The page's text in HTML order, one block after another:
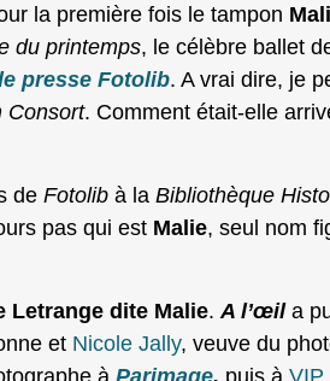
la première fois le tampon
du printemps, le célèbre ballet
presse Fotolib. A vrai dire, je
Consort. Comment était-elle
de Fotolib à la Bibliothèque
pas qui est Malie, seul nom
Letrange dite Malie. A l’œila
et Nicole Jally, veuve du
à Parimage, puis à VIP